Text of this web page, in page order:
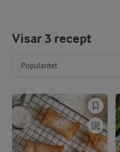
Visar3 recept
Popularitet